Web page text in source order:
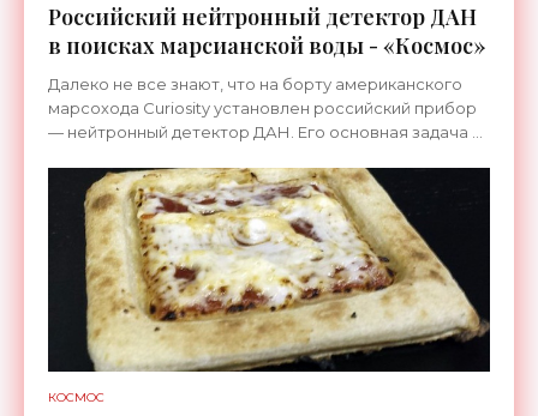
Российский нейтронный детектор ДАН
в поисках марсианской воды - «Космос»
Далеко не все знают, что на борту американского
марсохода Curiosity установлен российский прибор
— нейтронный детектор ДАН. Его основная задача —
КОСМОС